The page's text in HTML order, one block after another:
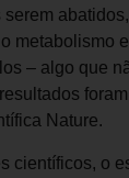
metabolismo
– algo que
Nature.
científicos, o